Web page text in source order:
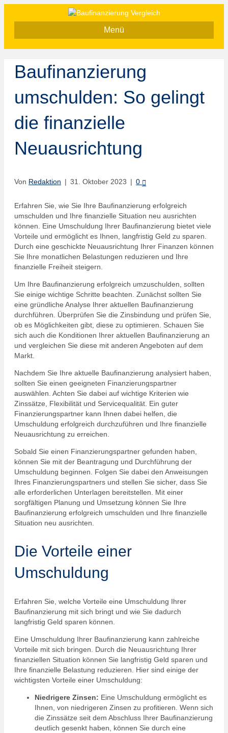
Menü
Baufinanzierung
umschulden: So gelingt
die finanzielle
Neuausrichtung
Von Redaktion | 31. Oktober 2023 | 0
Erfahren Sie, wie Sie Ihre Baufinanzierung erfolgreich
umschulden und Ihre finanzielle Situation neu ausrichten
können. Eine Umschuldung Ihrer Baufinanzierung bietet viele
Vorteile und ermöglicht es Ihnen, langfristig Geld zu sparen.
Durch eine geschickte Neuausrichtung Ihrer Finanzen können
Sie Ihre monatlichen Belastungen reduzieren und Ihre
finanzielle Freiheit steigern.
Um Ihre Baufinanzierung erfolgreich umzuschulden, sollten
Sie einige wichtige Schritte beachten. Zunächst sollten Sie
eine gründliche Analyse Ihrer aktuellen Baufinanzierung
durchführen. Überprüfen Sie die Zinsbindung und prüfen Sie,
ob es Möglichkeiten gibt, diese zu optimieren. Schauen Sie
sich auch die Konditionen Ihrer aktuellen Baufinanzierung an
und vergleichen Sie diese mit anderen Angeboten auf dem
Markt.
Nachdem Sie Ihre aktuelle Baufinanzierung analysiert haben,
sollten Sie einen geeigneten Finanzierungspartner
auswählen. Achten Sie dabei auf wichtige Kriterien wie
Zinssätze, Flexibilität und Servicequalität. Ein guter
Finanzierungspartner kann Ihnen dabei helfen, die
Umschuldung erfolgreich durchzuführen und Ihre finanzielle
Neuausrichtung zu erreichen.
Sobald Sie einen Finanzierungspartner gefunden haben,
können Sie mit der Beantragung und Durchführung der
Umschuldung beginnen. Folgen Sie dabei den Anweisungen
Ihres Finanzierungspartners und stellen Sie sicher, dass Sie
alle erforderlichen Unterlagen bereitstellen. Mit einer
sorgfältigen Planung und Umsetzung können Sie Ihre
Baufinanzierung erfolgreich umschulden und Ihre finanzielle
Situation neu ausrichten.
Die Vorteile einer
Umschuldung
Erfahren Sie, welche Vorteile eine Umschuldung Ihrer
Baufinanzierung mit sich bringt und wie Sie dadurch
langfristig Geld sparen können.
Eine Umschuldung Ihrer Baufinanzierung kann zahlreiche
Vorteile mit sich bringen. Durch die Neuausrichtung Ihrer
finanziellen Situation können Sie langfristig Geld sparen und
Ihre finanzielle Belastung reduzieren. Hier sind einige der
wichtigsten Vorteile einer Umschuldung:
Niedrigere Zinsen: Eine Umschuldung ermöglicht es
Ihnen, von niedrigeren Zinsen zu profitieren. Wenn sich
die Zinssätze seit dem Abschluss Ihrer Baufinanzierung
deutlich gesenkt haben, können Sie durch eine